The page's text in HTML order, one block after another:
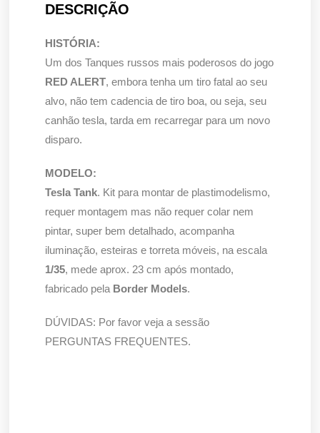
DESCRIÇÃO
HISTÓRIA:
Um dos Tanques russos mais poderosos do jogo
RED ALERT, embora tenha um tiro fatal ao seu
alvo, não tem cadencia de tiro boa, ou seja, seu
canhão tesla, tarda em recarregar para um novo
disparo.
MODELO:
Tesla Tank. Kit para montar de plastimodelismo,
requer montagem mas não requer colar nem
pintar, super bem detalhado, acompanha
iluminação, esteiras e torreta móveis, na escala
1/35, mede aprox. 23 cm após montado,
fabricado pela Border Models.
DÚVIDAS: Por favor veja a sessão
PERGUNTAS FREQUENTES.